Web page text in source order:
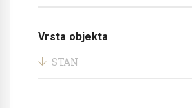
Vrsta objekta
STAN